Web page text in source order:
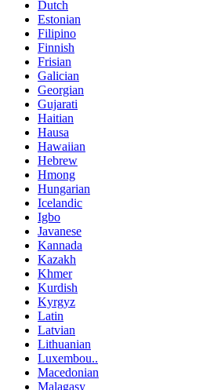
Dutch
Estonian
Filipino
Finnish
Frisian
Galician
Georgian
Gujarati
Haitian
Hausa
Hawaiian
Hebrew
Hmong
Hungarian
Icelandic
Igbo
Javanese
Kannada
Kazakh
Khmer
Kurdish
Kyrgyz
Latin
Latvian
Lithuanian
Luxembou..
Macedonian
Malagasy